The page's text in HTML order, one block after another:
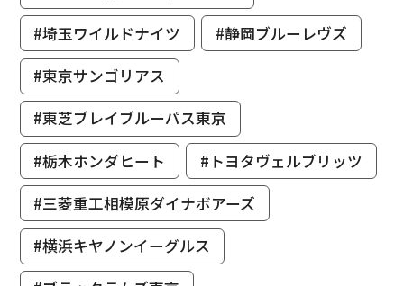
#埼玉ワイルドナイツ
#静岡ブルーレヴズ
#東京サンゴリアス
#東芝ブレイブルーパス東京
#栃木ホンダヒート
#トヨタヴェルブリッツ
#三菱重工相模原ダイナボアーズ
#横浜キヤノンイーグルス